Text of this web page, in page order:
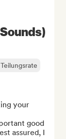
your
good
assured, I